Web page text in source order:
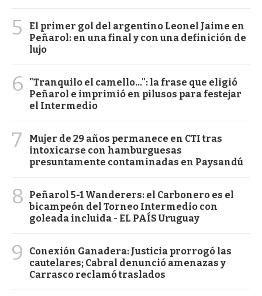
5
El primer gol del argentino Leonel Jaime en
Peñarol: en una final y con una definición de
lujo
6
"Tranquilo el camello...": la frase que eligió
Peñarol e imprimió en pilusos para festejar
el Intermedio
7
Mujer de 29 años permanece en CTI tras
intoxicarse con hamburguesas
presuntamente contaminadas en Paysandú
8
Peñarol 5-1 Wanderers: el Carbonero es el
bicampeón del Torneo Intermedio con
goleada incluida - EL PAÍS Uruguay
9
Conexión Ganadera: Justicia prorrogó las
cautelares; Cabral denunció amenazas y
Carrasco reclamó traslados